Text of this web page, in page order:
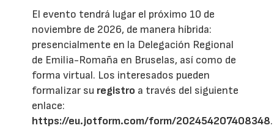
El evento tendrá lugar el próximo 10 de
noviembre de 2026, de manera híbrida:
presencialmente en la Delegación Regional
de Emilia-Romaña en Bruselas, así como de
forma virtual. Los interesados pueden
formalizar su registro a través del siguiente
enlace:
https://eu.jotform.com/form/202454207408348.